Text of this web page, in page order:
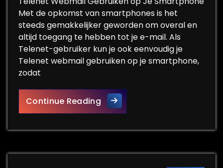
Met de opkomst van smartphones is het
steeds gemakkelijker geworden om overal en
altijd toegang te hebben tot je e-mail. Als
Telenet-gebruiker kun je ook eenvoudig je
Telenet webmail gebruiken op je smartphone,
zodat
Continue ReadingTelenet Webmail Optimaal